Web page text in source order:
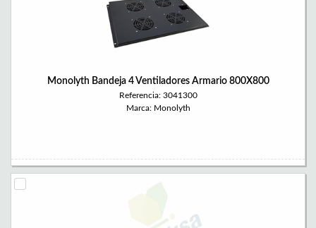
Monolyth Bandeja 4 Ventiladores Armario 800X800
Referencia: 3041300
Marca: Monolyth